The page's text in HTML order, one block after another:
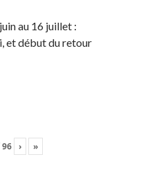
au 16 juillet :
et début du retour
96 › »